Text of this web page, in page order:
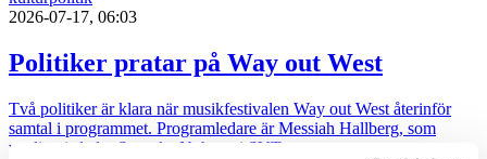
2026-07-17, 06:03
Politiker pratar på Way out West
Två politiker är klara när musikfestivalen Way out West återinför
samtal i programmet. Programledare är Messiah Hallberg, som
vanligtvis leder Svenska Nyheter i SVT.